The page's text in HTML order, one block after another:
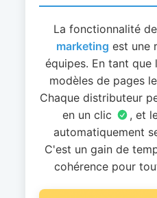
La fonctionnalité de
marketing est une
équipes. En tant
modèles de pages
Chaque distributeur
en un clic
, et
automatiquement
C'est un gain de
cohérence pour